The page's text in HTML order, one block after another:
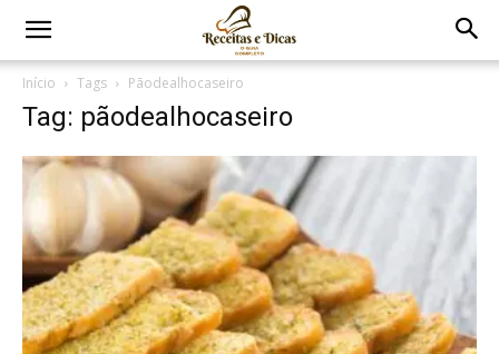
Início Tags Pãodealhocaseiro
Tag: pãodealhocaseiro